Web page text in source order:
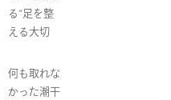
る“足を整
える大切
何も取れな
かった潮干